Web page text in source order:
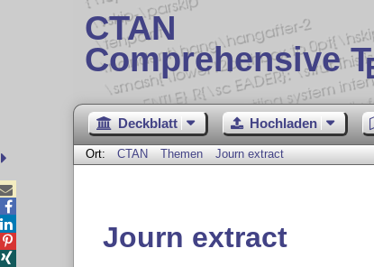
CTAN
Comprehensive T
Deckblatt Hochladen
Ort: CTAN Themen Journ extract
Journ extract



